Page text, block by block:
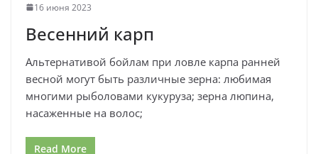
16 июня 2023
Весенний карп
Альтернативой бойлам при ловле карпа ранней
весной могут быть различные зерна: любимая
многими рыболовами кукуруза; зерна люпина,
насаженные на волос;
Read More